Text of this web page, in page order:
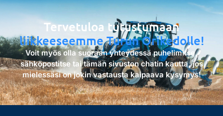
Tervetuloa tutustumaan
liikkeeseemme Turun Orikedolle!
Voit myös olla suoraan yhteydessä puhelimitse,
sähköpostitse tai tämän sivuston chatin kautta, jos
mielessäsi on jokin vastausta kaipaava kysymys!